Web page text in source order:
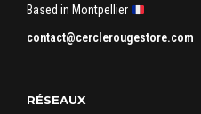
Based in Montpellier
contact@cerclerougestore.com
RÉSEAUX